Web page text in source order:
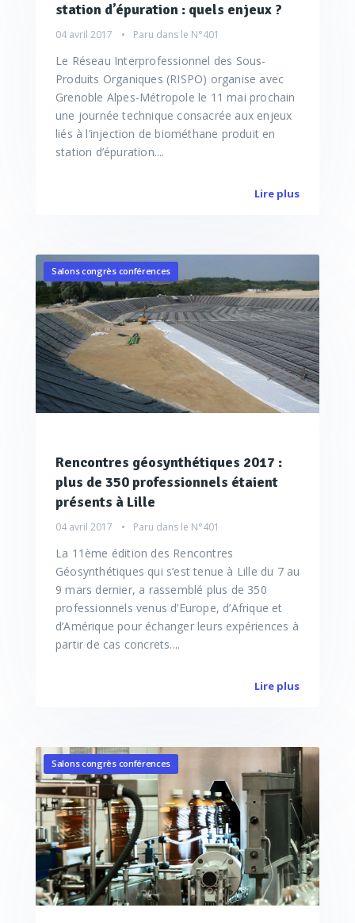
station d’épuration : quels enjeux ?
04 avril 2017 Paru dans le N°401
Le Réseau Interprofessionnel des Sous-
Produits Organiques (RISPO) organise avec
Grenoble Alpes-Métropole le 11 mai prochain
une journée technique consacrée aux enjeux
liés à l’injection de biométhane produit en
station d’épuration....
Lire plus
Salons congrès conférences
Rencontres géosynthétiques 2017 :
plus de 350 professionnels étaient
présents à Lille
04 avril 2017 Paru dans le N°401
La 11ème édition des Rencontres
Géosynthétiques qui s’est tenue à Lille du 7 au
9 mars dernier, a rassemblé plus de 350
professionnels venus d’Europe, d’Afrique et
d’Amérique pour échanger leurs expériences à
partir de cas concrets....
Lire plus
Salons congrès conférences